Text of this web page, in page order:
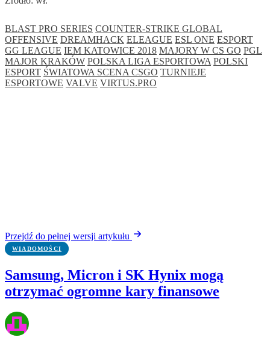
BLAST PRO SERIES COUNTER-STRIKE GLOBAL
OFFENSIVE DREAMHACK ELEAGUE ESL ONE ESPORT
GG LEAGUE IEM KATOWICE 2018 MAJORY W CS GO PGL
MAJOR KRAKÓW POLSKA LIGA ESPORTOWA POLSKI
ESPORT ŚWIATOWA SCENA CSGO TURNIEJE
ESPORTOWE VALVE VIRTUS.PRO
Przejdź do pełnej wersji artykułu
WIADOMOŚCI
Samsung, Micron i SK Hynix mogą
otrzymać ogromne kary finansowe